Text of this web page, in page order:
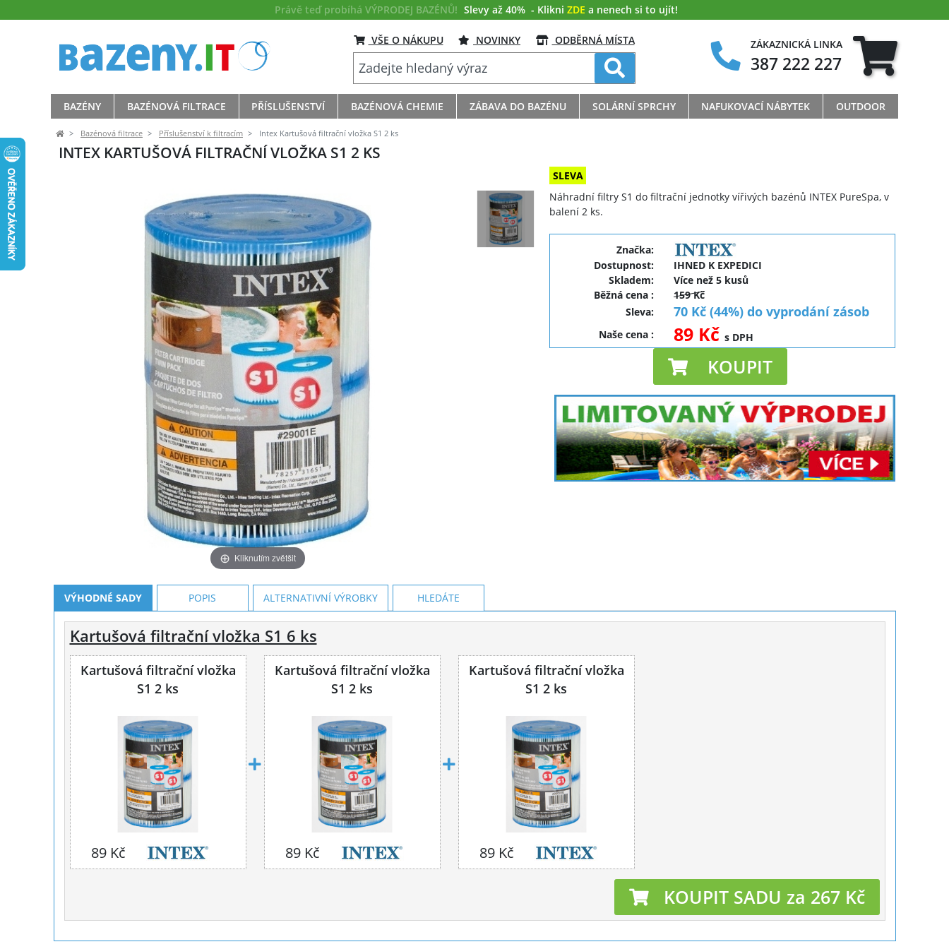
Právě teď probíhá VÝPRODEJ BAZÉNŮ! Slevy až 40% - Klikni ZDE a nenech si to ujít!
VŠE O NÁKUPU NOVINKY ODBĚRNÁ MÍSTA ZÁKAZNICKÁ LINKA
387 222 227
BAZÉNY BAZÉNOVÁ FILTRACE PŘÍSLUŠENSTVÍ BAZÉNOVÁ CHEMIE ZÁBAVA DO BAZÉNU SOLÁRNÍ SPRCHY NAFUKOVACÍ NÁBYTEK OUTDOOR
Bazénová filtrace Příslušenství k filtracím Intex Kartušová filtrační vložka S1 2 ks
INTEX KARTUŠOVÁ FILTRAČNÍ VLOŽKA S1 2 KS
Kliknutím zvětšit
SLEVA
Náhradní filtry S1 do filtrační jednotky vířivých bazénů INTEX PureSpa, v
balení 2 ks.
Značka:
Dostupnost:
IHNED K EXPEDICI
Skladem:
Více než 5 kusů
Běžná cena:
159 Kč
Sleva: 70 Kč (44%) do vyprodání zásob
Naše cena: 89 Kčs DPH
KOUPIT
VÝHODNÉ SADY POPIS ALTERNATIVNÍ VÝROBKY HLEDÁTE
Kartušová filtrační vložka S1 6 ks
Kartušová filtrační vložka
S1 2 ks
89 Kč
Kartušová filtrační vložka
S1 2 ks
89 Kč
Kartušová filtrační vložka
S1 2 ks
89 Kč
KOUPIT SADU za 267 Kč